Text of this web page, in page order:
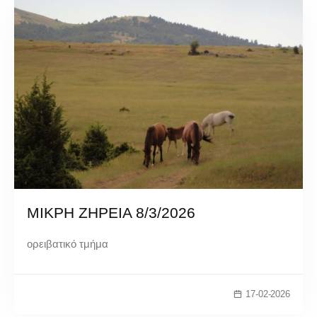
ΜΙΚΡΗ ΖΗΡΕΙΑ 8/3/2026
ορειβατικό τμήμα
17-02-2026